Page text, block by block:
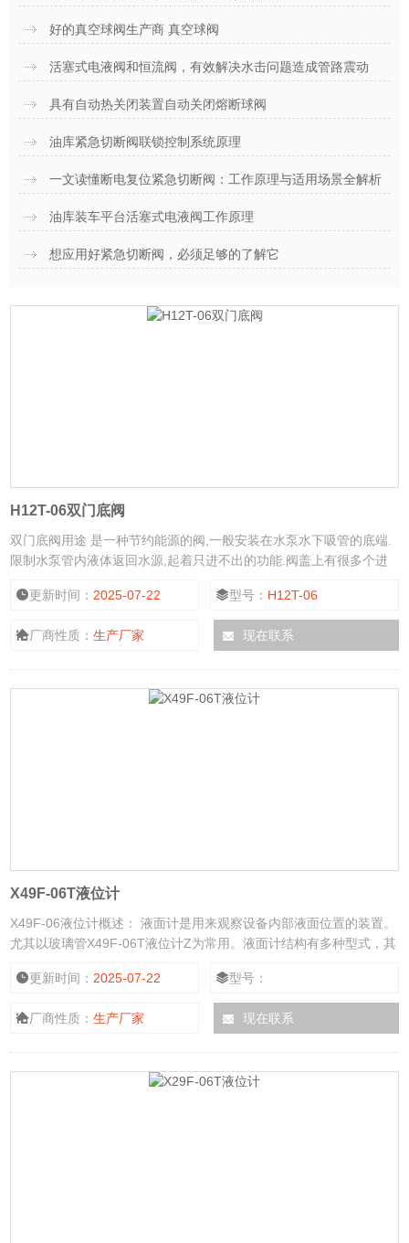
好的真空球阀生产商 真空球阀
活塞式电液阀和恒流阀，有效解决水击问题造成管路震动
具有自动热关闭装置自动关闭熔断球阀
油库紧急切断阀联锁控制系统原理
一文读懂断电复位紧急切断阀：工作原理与适用场景全解析
油库装车平台活塞式电液阀工作原理
想应用好紧急切断阀，必须足够的了解它
H12T-06双门底阀
双门底阀用途 是一种节约能源的阀,一般安装在水泵水下吸管的底端.
限制水泵管内液体返回水源,起着只进不出的功能.阀盖上有很多个进
的作用.口径有单瓣,双瓣,多瓣型.有法兰连接和螺纹连接.
更新时间： 2025-07-22 型号： H12T-06
厂商性质：生产厂家 现在联系
X49F-06T液位计
X49F-06液位计概述： 液面计是用来观察设备内部液面位置的装置。
尤其以玻璃管X49F-06T液位计Z为常用。液面计结构有多种型式，其
更新时间： 2025-07-22 型号：
厂商性质：生产厂家 现在联系